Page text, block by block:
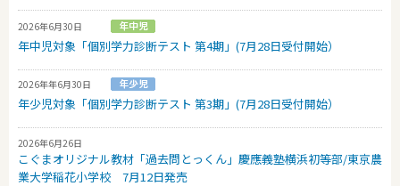
2026年6月30日
年中児対象「個別学力診断テスト 第4期」(7月28日受付開始）
2026年年6月30日
年少児対象「個別学力診断テスト 第3期」(7月28日受付開始）
2026年6月26日
こぐまオリジナル教材「過去問とっくん」慶應義塾横浜初等部/東京農
業大学稲花小学校 7月12日発売